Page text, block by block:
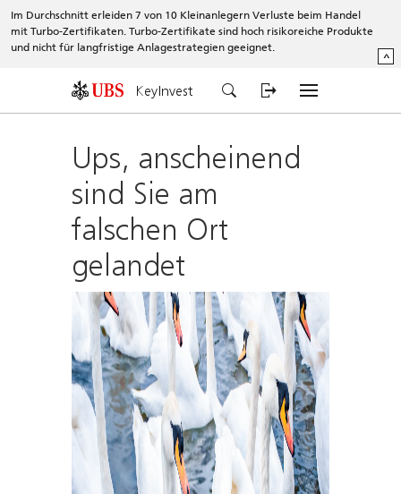
Im Durchschnitt erleiden 7 von 10 Kleinanlegern Verluste beim Handel
mit Turbo-Zertifikaten. Turbo-Zertifikate sind hoch risikoreiche Produkte
und nicht für langfristige Anlagestrategien geeignet.
^
KeyInvest
Ups, anscheinend
sind Sie am
falschen Ort
gelandet